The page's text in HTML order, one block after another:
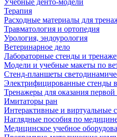
Учебные денто-модели
Терапия
Расходные материалы для
Травматология и ортопедия
Урология, эндоурология
Ветеринарное дело
Лабораторные стенды и
Модели и учебные макеты по
Стенд-планшеты
Электрифицированные стенды
Тренажеры для оказания
Имитаторы ран
Интерактивные и виртуальные
Наглядные пособия по
Медицинское учебное